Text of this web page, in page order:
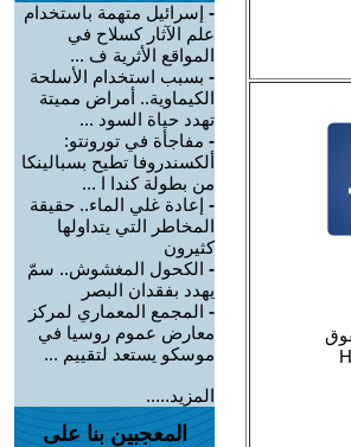
- إسرائيل متهمة باستخدام
علم الآثار كسلاح في
المواقع الأثرية ف ...
- بسبب استخدام الأسلحة
الكيماوية.. أمراض مميتة
تهدد حياة السود ...
- مفاجأة في تورونتو:
ألكسندروفا تطيح بسبالينكا
من بطولة كندا ا ...
- إعادة غلي الماء.. حقيقة
المخاطر التي يتداولها
كثيرون
- الكحول المغشوش.. سمّ
يهدد بفقدان البصر
- المجمع المعماري لمركز
معارض عموم روسيا في
موسكو يستعد لتقييم ...
المزيد.....
المعجبين بنا على